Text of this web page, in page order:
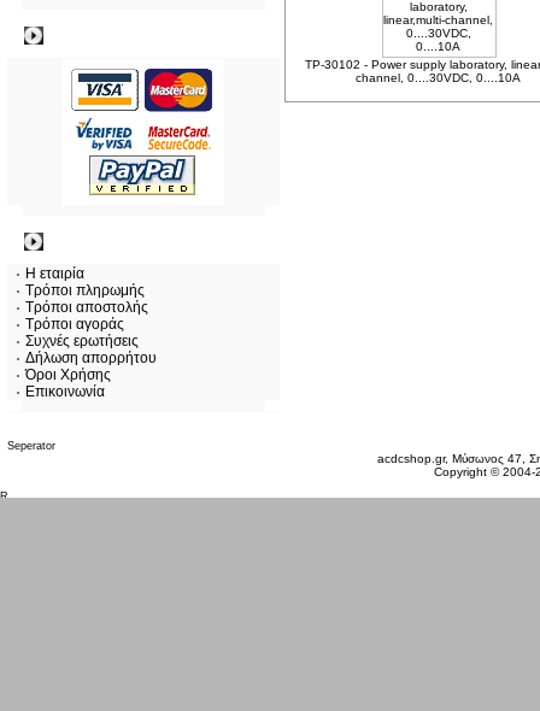
Η εταιρία
Τρόποι πληρωμής
Τρόποι αποστολής
Τρόποι αγοράς
Συχνές ερωτήσεις
Δήλωση απορρήτου
Όροι Χρήσης
Επικοινωνία
TP-30102 - Power supply laboratory,
channel, 0....30VDC, 0....10A
acdcshop.gr, Μύσωνος 47,
Copyright ©